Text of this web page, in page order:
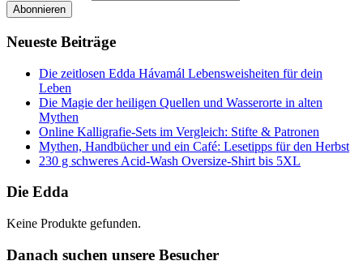
Neueste Beiträge
Die zeitlosen Edda Hávamál Lebensweisheiten für dein
Leben
Die Magie der heiligen Quellen und Wasserorte in alten
Mythen
Online Kalligrafie‑Sets im Vergleich: Stifte & Patronen
Mythen, Handbücher und ein Café: Lesetipps für den Herbst
230 g schweres Acid-Wash Oversize-Shirt bis 5XL
Die Edda
Keine Produkte gefunden.
Danach suchen unsere Besucher